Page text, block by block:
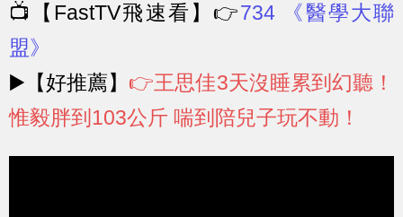
📺【FastTV飛速看】👉734 《醫學大聯
盟》
▶️【好推薦】 👉王思佳3天沒睡累到幻聽！
惟毅胖到103公斤 喘到陪兒子玩不動！